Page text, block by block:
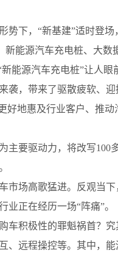
下，“新基建”适时登场
能源汽车充电桩、大数
能源汽车充电桩”让人
袭，带来了驱散疲软、
地惠及行业客户、推动
主要驱动力，将改写
市场高歌猛进。反观当
正在经历一场“阵痛”。
车积极性的罪魁祸首？
远程操控等。其中，